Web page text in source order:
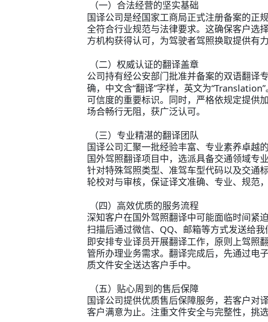
（一）合法经营的坚实基础
国译公司是经国家工商局正式注册备案的正
全符合行业规范与法律要求。这确保客户选
方机构获得认可，为驾驶者驾照换取提供有力
（二）权威认证的翻译盖章
公司持有经公安部门批准并备案的双语翻译
确，中文含“翻译”字样，英文为“Translation”
可信度的重要标识。同时，严格依规定提供
场合畅行无阻，获广泛认可。
（三）专业精湛的翻译团队
国译公司汇聚一批经验丰富、专业素养卓越
国外驾照翻译项目中，选派具备交通领域专
针对特殊驾照类型、准驾车型代码以及交通
轮校对与审核，保证译文准确、专业、规范
（四）高效优质的服务流程
深知客户在国外驾照翻译中可能面临时间紧
扫描后通过微信、 QQ、邮箱等方式发送给
即安排专业译员开展翻译工作，原则上驾照
管所办理业务需求。翻译完成后，先通过电
质文件安全送达客户手中。
（五）贴心周到的售后保障
国译公司提供优质售后保障服务，若客户对
客户满意为止。注重文件安全与完整性，挑